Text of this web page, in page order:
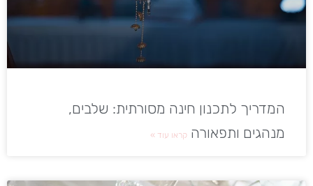
המדריך לתכנון חינה מסורתית: שלבים,
מנהגים ותפאורה קראו עוד »